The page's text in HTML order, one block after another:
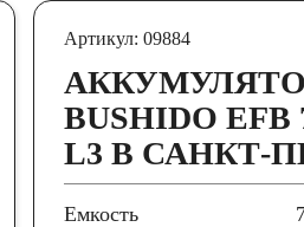
Артикул: 09884
BUSHIDO EFB
L3 В САНКТ-
Емкость